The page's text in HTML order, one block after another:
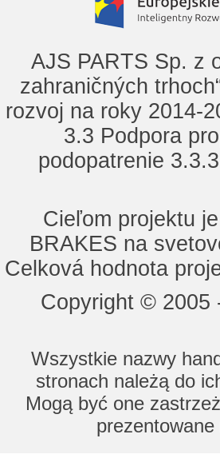
AJS PARTS Sp. z
zahraničných
rozvoj na roky 2014-
3.3 Podpora
podopatrenie
Cieľom projektu
BRAKES na
Celková hodnota
Copyright © 2005
Wszystkie nazwy
stronach należą do
Mogą być one